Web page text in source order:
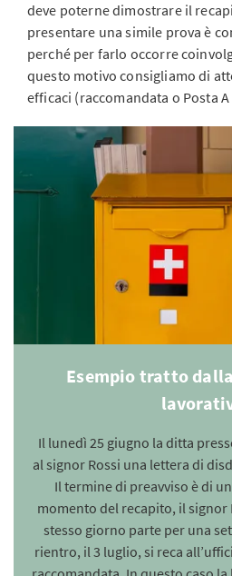
deve poterne dimostrare il
presentare una simile prova è
perché per farlo occorre
questo motivo consigliamo di
efficaci (raccomandata o Posta A
Esempio tratto
Il lunedì 25 giugno la ditta
al signor Rossi una lettera di
Il termine di preavviso è di
momento del recapito, il signor
stesso giorno parte per una
rientro, il 3 luglio, si reca